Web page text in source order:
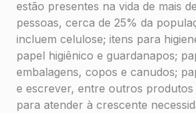
estão presentes na vida de mais
pessoas, cerca de 25% da
incluem celulose; itens para
papel higiênico e guardanapos;
embalagens, copos e canudos;
e escrever, entre outros produtos
para atender à crescente